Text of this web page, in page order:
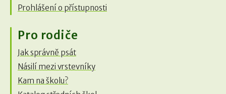
Prohlášení o přístupnosti
Pro rodiče
Jak správně psát
Násilí mezi vrstevníky
Kam na školu?